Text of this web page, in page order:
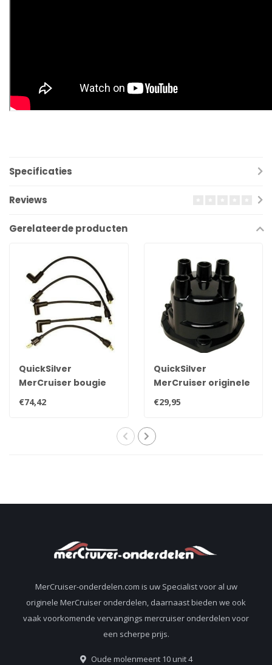
Specificaties
Reviews
Gerelateerde producten
QuickSilver
MerCruiser bougie
kabel set voor 4
cylinder motoren
€74,42
QuickSilver
MerCruiser originele
verdeelkap Delco
voor 4 cylinder
€29,95
MerCruiser-onderdelen.com is uw Specialist voor al uw
originele MerCruiser onderdelen, daarnaast bieden we ook
vaak voorkomende vervangings mercruiser onderdelen voor
een scherpe prijs.
Oude molenmeent 10 unit 4